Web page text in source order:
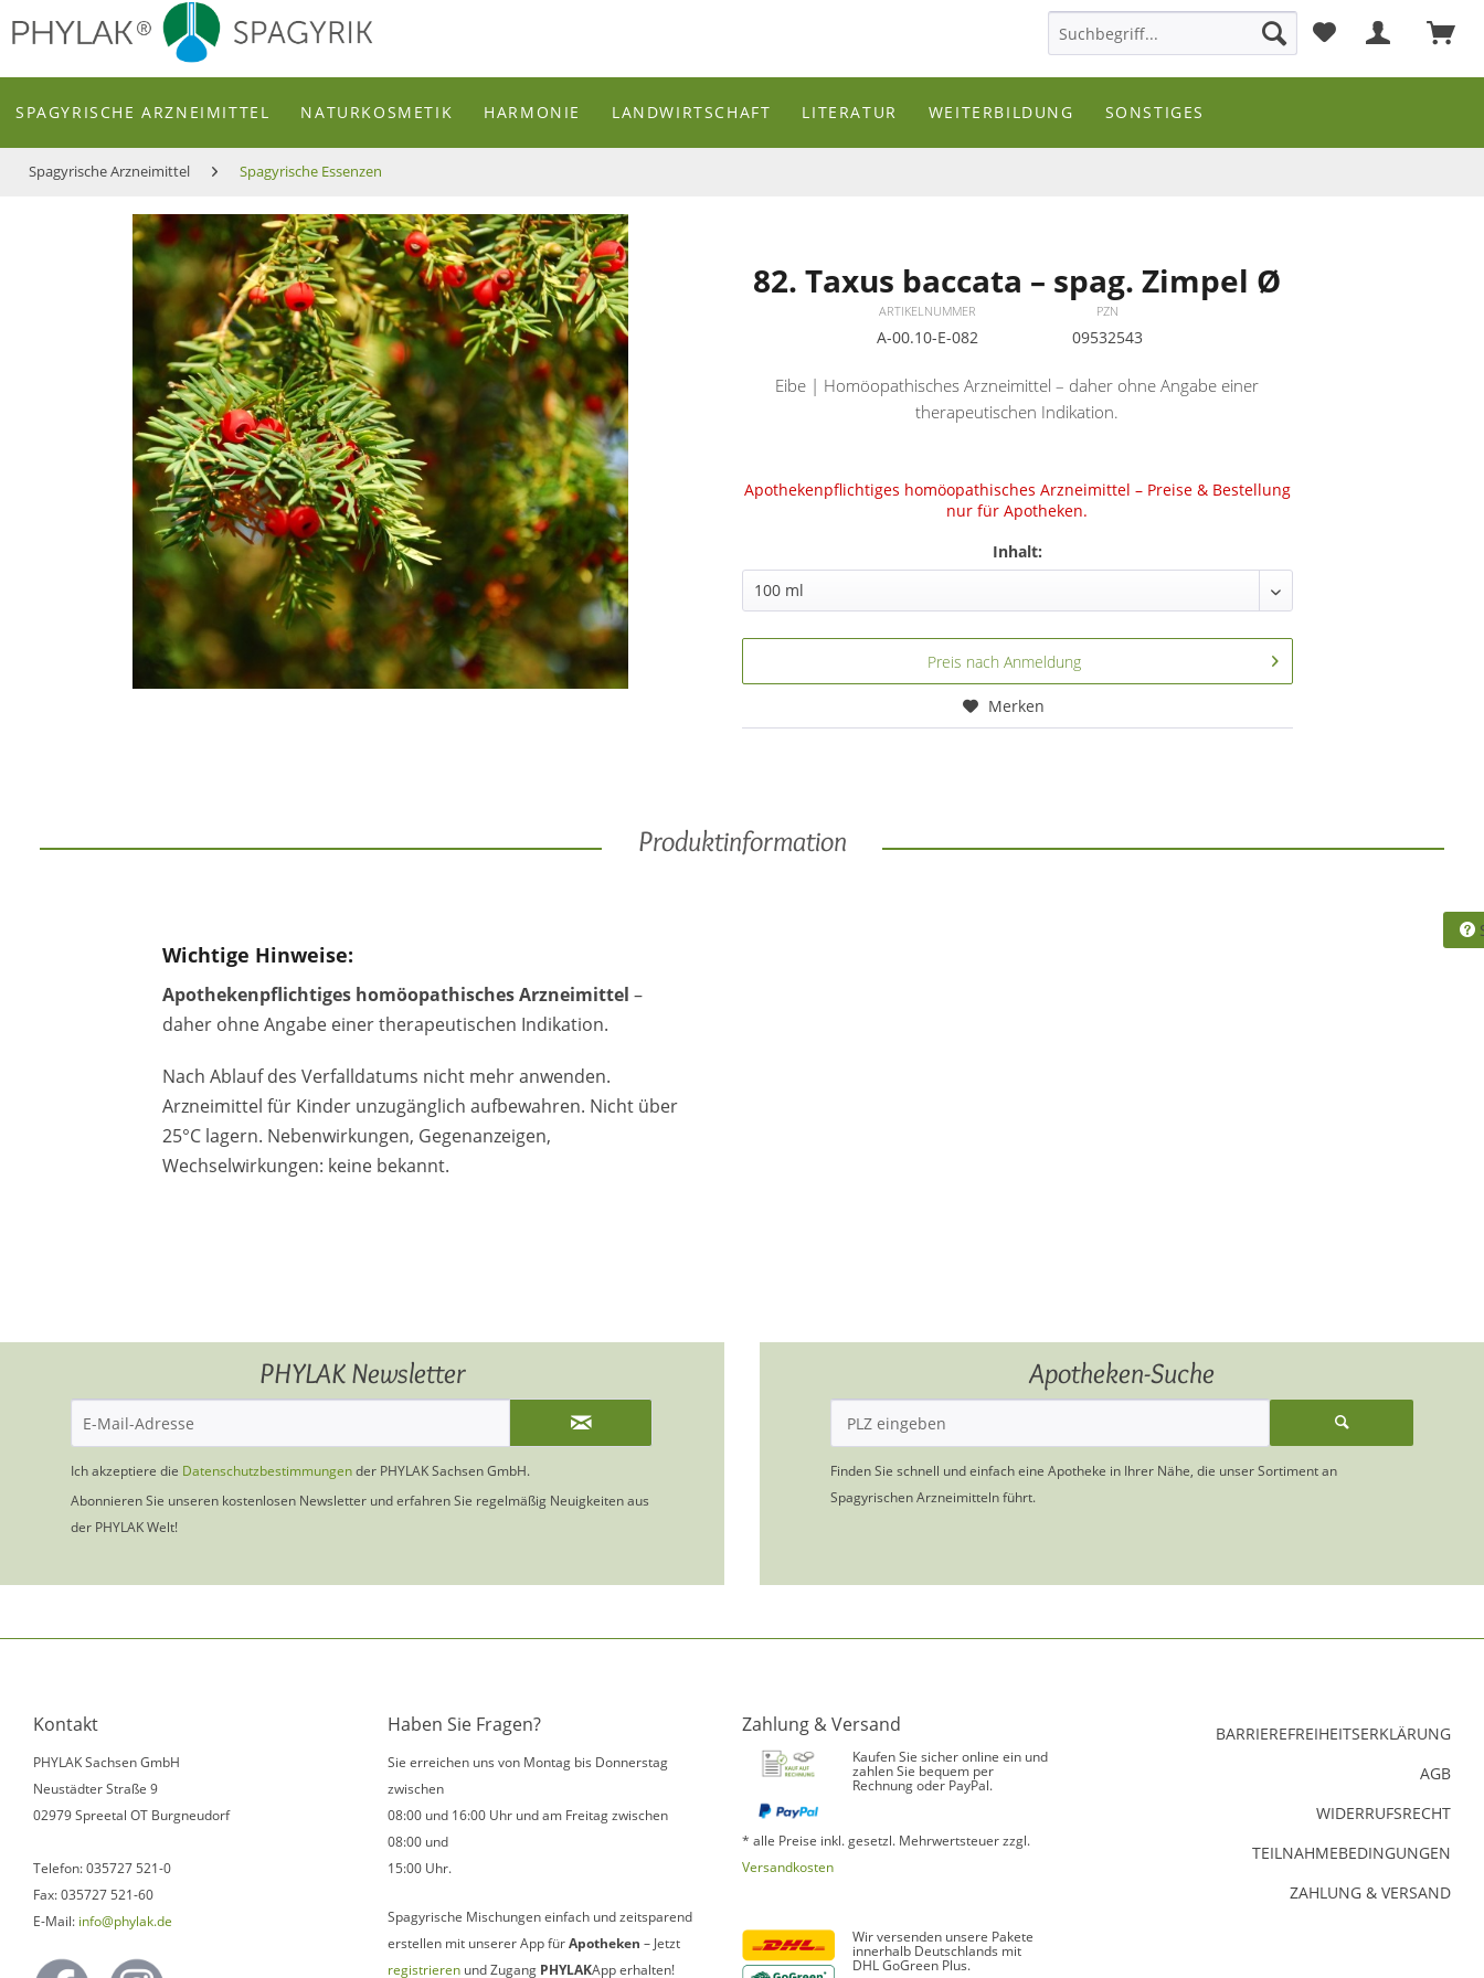
zum Inhalt
SPAGYRISCHE ARZNEIMITTEL NATURKOSMETIK HARMONIE LANDWIRTSCHAFT LITERATUR WEITERBILDUNG SONSTIGES
Spagyrische Arzneimittel Spagyrische Essenzen
82. Taxus baccata – spag. Zimpel Ø
ARTIKELNUMMER
A-00.10-E-082
PZN
09532543
Eibe | Homöopathisches Arzneimittel – daher ohne Angabe einer
therapeutischen Indikation.
Apothekenpflichtiges homöopathisches Arzneimittel – Preise & Bestellung
nur für Apotheken.
Inhalt:
Preis nach Anmeldung
Merken
Produktinformation
Wichtige Hinweise:
Apothekenpflichtiges homöopathisches Arzneimittel –
daher ohne Angabe einer therapeutischen Indikation.
Nach Ablauf des Verfalldatums nicht mehr anwenden.
Arzneimittel für Kinder unzugänglich aufbewahren. Nicht über
25°C lagern. Nebenwirkungen, Gegenanzeigen,
Wechselwirkungen: keine bekannt.
PHYLAK Newsletter
Ich akzeptiere die Datenschutzbestimmungender PHYLAK Sachsen GmbH.
Abonnieren Sie unseren kostenlosen Newsletter und erfahren Sie regelmäßig Neuigkeiten aus
der PHYLAK Welt!
Apotheken-Suche
Finden Sie schnell und einfach eine Apotheke in Ihrer Nähe, die unser Sortiment an
Spagyrischen Arzneimitteln führt.
Kontakt
PHYLAK Sachsen GmbH
Neustädter Straße 9
02979 Spreetal OT Burgneudorf
Telefon: 035727 521-0
Fax: 035727 521-60
E-Mail: info@phylak.de
Haben Sie Fragen?
Sie erreichen uns von Montag bis Donnerstag
zwischen
08:00 und 16:00 Uhr und am Freitag zwischen
08:00 und
15:00 Uhr.
Spagyrische Mischungen einfach und zeitsparend
erstellen mit unserer App fürApotheken – Jetzt
registrieren und Zugang PHYLAKApp erhalten!
Zahlung & Versand
Kaufen Sie sicher online ein und
zahlen Sie bequem per
Rechnung oder PayPal.
* alle Preise inkl. gesetzl. Mehrwertsteuer zzgl.
Versandkosten
Wir versenden unsere Pakete
innerhalb Deutschlands mit
DHL GoGreen Plus.
BARRIEREFREIHEITSERKLÄRUNG
AGB
WIDERRUFSRECHT
TEILNAHMEBEDINGUNGEN
ZAHLUNG & VERSAND